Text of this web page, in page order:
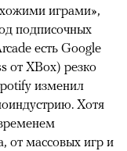
играми»,
подписочных
есть Google
от XBox) резко
изменил
Хотя
от массовых игр и